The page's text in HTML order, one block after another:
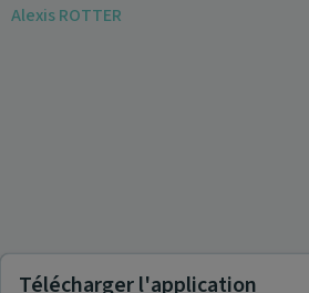
Alexis ROTTER
Télécharger l'application